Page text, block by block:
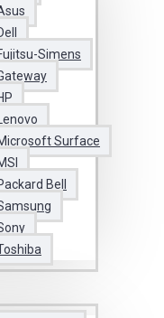
Simens
Surface
Bell